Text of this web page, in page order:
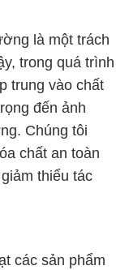
là một trách
trong quá trình
trung vào chất
đến ảnh
Chúng tôi
chất an toàn
thiểu tác
các sản phẩm